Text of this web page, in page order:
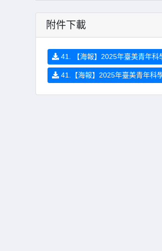
附件下載
41. 【海報】2025年臺美青年科
41.【海報】2025年臺美青年科